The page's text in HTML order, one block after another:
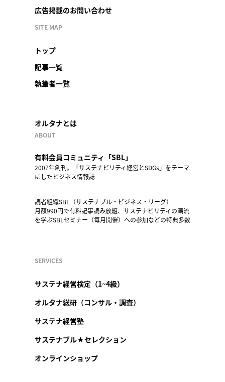
広告掲載のお問い合わせ
SITE MAP
トップ
記事一覧
執筆者一覧
オルタナとは
ABOUT
有料会員コミュニティ「SBL」
2007年創刊。「サステナビリティ経営とSDGs」をテーマ
にしたビジネス情報誌
読者組織SBL（サステナブル・ビジネス・リーグ）
月額990円で有料記事読み放題、サステナビリティの潮流
を学ぶSBLセミナー（毎月開催）への参加などの特典多数
SERVICES
サステナ経営検定（1~4級）
オルタナ総研（コンサル・調査）
サステナ経営塾
サステナブル★セレクション
オンラインショップ